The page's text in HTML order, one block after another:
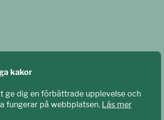
kakor
ge dig en förbättrade upplevelse och
fungerar på webbplatsen. Läs mer